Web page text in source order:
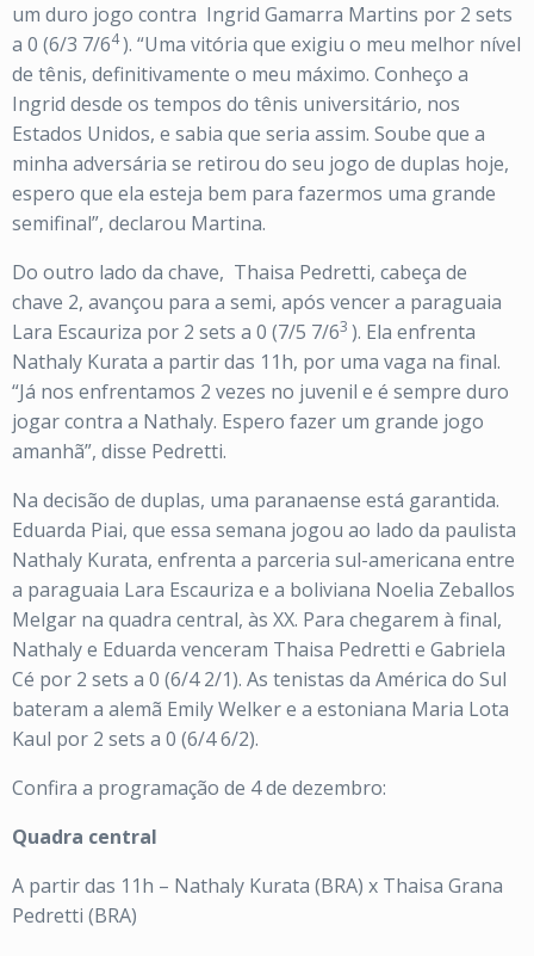
um duro jogo contra Ingrid Gamarra Martins por 2 sets
a 0 (6/3 7/64). “Uma vitória que exigiu o meu melhor nível
de tênis, definitivamente o meu máximo. Conheço a
Ingrid desde os tempos do tênis universitário, nos
Estados Unidos, e sabia que seria assim. Soube que a
minha adversária se retirou do seu jogo de duplas hoje,
espero que ela esteja bem para fazermos uma grande
semifinal”, declarou Martina.
Do outro lado da chave, Thaisa Pedretti, cabeça de
chave 2, avançou para a semi, após vencer a paraguaia
Lara Escauriza por 2 sets a 0 (7/5 7/63 ). Ela enfrenta
Nathaly Kurata a partir das 11h, por uma vaga na final.
“Já nos enfrentamos 2 vezes no juvenil e é sempre duro
jogar contra a Nathaly. Espero fazer um grande jogo
amanhã”, disse Pedretti.
Na decisão de duplas, uma paranaense está garantida.
Eduarda Piai, que essa semana jogou ao lado da paulista
Nathaly Kurata, enfrenta a parceria sul-americana entre
a paraguaia Lara Escauriza e a boliviana Noelia Zeballos
Melgar na quadra central, às XX. Para chegarem à final,
Nathaly e Eduarda venceram Thaisa Pedretti e Gabriela
Cé por 2 sets a 0 (6/4 2/1). As tenistas da América do Sul
bateram a alemã Emily Welker e a estoniana Maria Lota
Kaul por 2 sets a 0 (6/4 6/2).
Confira a programação de 4 de dezembro:
Quadra central
A partir das 11h – Nathaly Kurata (BRA) x Thaisa Grana
Pedretti (BRA)